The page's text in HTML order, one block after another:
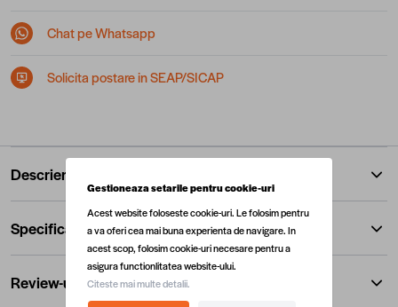
Chat pe Whatsapp
Solicita postare in SEAP/SICAP
Descriere
Specificatii
Review-uri
Gestioneaza setarile pentru cookie-uri
Acest website foloseste cookie-uri. Le folosim pentru
a va oferi cea mai buna experienta de navigare. In
acest scop, folosim cookie-uri necesare pentru a
asigura functionlitatea website-ului.
Citeste mai multe detalii.